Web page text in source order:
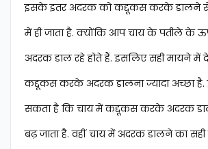
इसके इतर अदरक को कद्दूकस करके डालने
में ही जाता है. क्योंकि आप चाय के पतीले के
अदरक डाल रहे होते हैं. इसलिए सही मायने में
कद्दूकस करके अदरक डालना ज्यादा अच्छा
सकता है कि चाय में कद्दूकस करके अदरक
बढ़ जाता है. वहीं चाय में अदरक डालने का